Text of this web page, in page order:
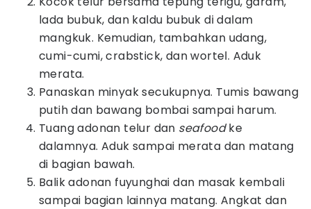
lada bubuk, dan kaldu bubuk di dalam
mangkuk. Kemudian, tambahkan udang,
cumi-cumi, crabstick, dan wortel. Aduk
merata.
Panaskan minyak secukupnya. Tumis bawang
putih dan bawang bombai sampai harum.
Tuang adonan telur dan seafoodke
dalamnya. Aduk sampai merata dan matang
di bagian bawah.
Balik adonan fuyunghai dan masak kembali
sampai bagian lainnya matang. Angkat dan